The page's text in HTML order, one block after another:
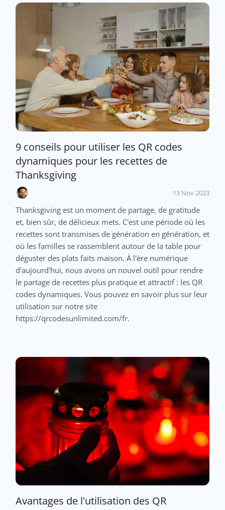
9 conseils pour utiliser les QR codes
dynamiques pour les recettes de
Thanksgiving
13 Nov 2023
Thanksgiving est un moment de partage, de gratitude
et, bien sûr, de délicieux mets. C'est une période où les
recettes sont transmises de génération en génération, et
où les familles se rassemblent autour de la table pour
déguster des plats faits maison. À l'ère numérique
d'aujourd'hui, nous avons un nouvel outil pour rendre
le partage de recettes plus pratique et attractif : les QR
codes dynamiques. Vous pouvez en savoir plus sur leur
utilisation sur notre site
https://qrcodesunlimited.com/fr.
Avantages de l'utilisation des QR